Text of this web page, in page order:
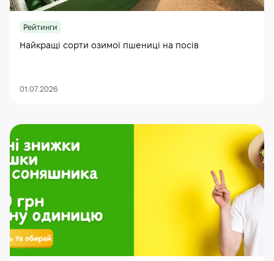
Рейтинги
Найкращі сорти озимої пшениці на посів
01.07.2026